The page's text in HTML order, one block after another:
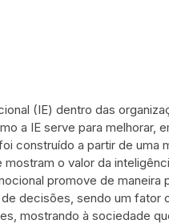
(IE) dentro das
a IE serve para melhorar,
construído a partir de uma
o valor da
promove de maneira
decisões, sendo um fator
mostrando à sociedade